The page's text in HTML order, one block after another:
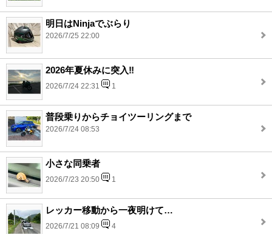
明日はNinjaでぶらり
2026/7/25 22:00
2026年夏休みに突入‼️
2026/7/24 22:31 1
普段乗りからチョイツーリングまで
2026/7/24 08:53
小さな同乗者
2026/7/23 20:50 1
レッカー移動から一夜明けて…
2026/7/21 08:09 4